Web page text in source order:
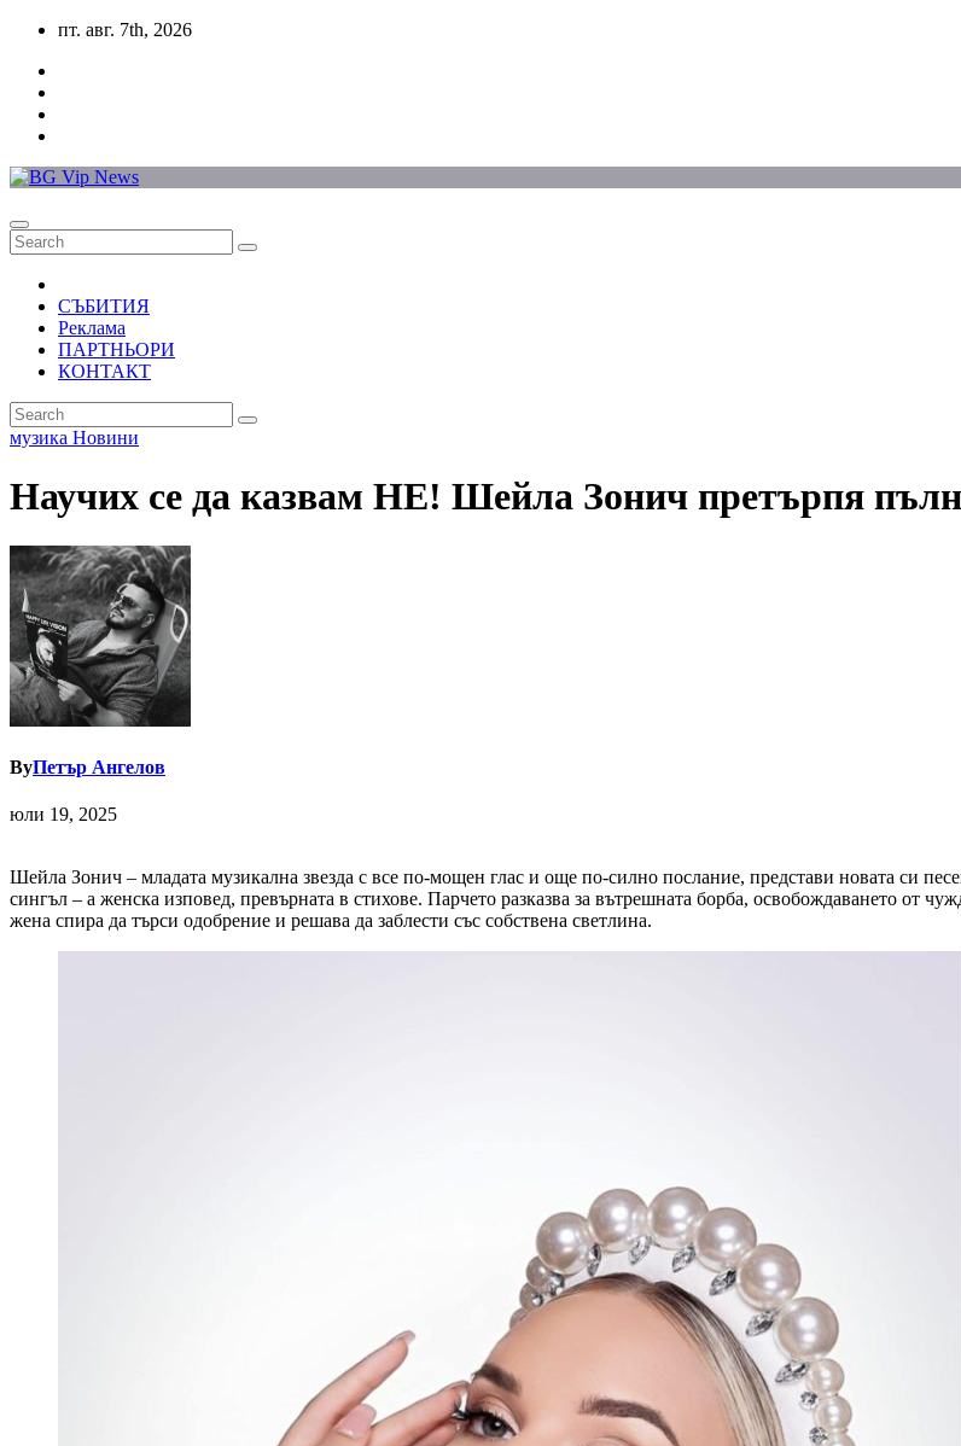
Skip
content
пт. авг. 7th, 2026
СЪБИТИЯ
Реклама
ПАРТНЬОРИ
КОНТАКТ
музика Новини
Научих се да казвам НЕ! Шейла Зонич претърпя
ByПетър Ангелов
юли 19, 2025
Шейла Зонич – младата музикална звезда с все по-мощен глас и още по-силно послание, представи новата си
сингъл – а женска изповед, превърната в стихове. Парчето разказва за вътрешната борба, освобождаването от
жена спира да търси одобрение и решава да заблести със собствена светлина.